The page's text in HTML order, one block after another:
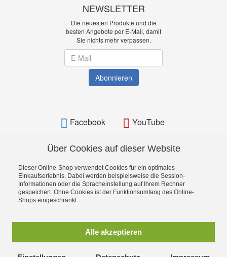
NEWSLETTER
Die neuesten Produkte und die
besten Angebote per E-Mail, damit
Sie nichts mehr verpassen.
Abonnieren
Facebook YouTube
BAMATO - Bavarian Machine Tools Online Shop
Über Cookies auf dieser Website
Dieser Online-Shop verwendet Cookies für ein optimales
Einkaufserlebnis. Dabei werden beispielsweise die Session-
Informationen oder die Spracheinstellung auf Ihrem Rechner
gespeichert. Ohne Cookies ist der Funktionsumfang des Online-
Shops eingeschränkt.
Alle akzeptieren